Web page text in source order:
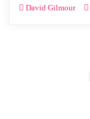
David Gilmour